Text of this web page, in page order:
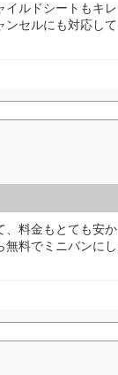
ルドシートもキ
セルにも対応し
、料金もとても安
無料でミニバンに